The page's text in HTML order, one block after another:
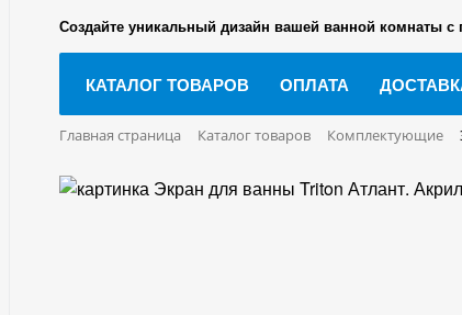
Создайте уникальный дизайн вашей ванной комнаты
КАТАЛОГ ТОВАРОВ ОПЛАТА
Главная страница Каталог товаров Комплектующие